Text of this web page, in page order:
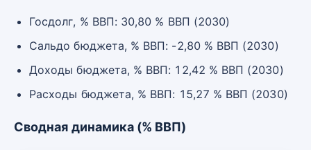
Госдолг, % ВВП: 30,80 % ВВП (2030)
Сальдо бюджета, % ВВП: -2,80 % ВВП (2030)
Доходы бюджета, % ВВП: 12,42 % ВВП (2030)
Расходы бюджета, % ВВП: 15,27 % ВВП (2030)
Сводная динамика (% ВВП)